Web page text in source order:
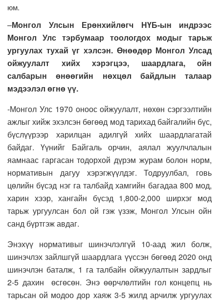
юм.
–Монгол Улсын Ерөнхийлөгч НҮБ-ын индрээс
Монгол Улс тэрбумаар тоологдох модыг тарьж
ургуулах тухай үг хэлсэн. Өнөөдөр Монгол Улсад
ойжуулалт хийх хэрэгцээ, шаардлага, ойн
салбарын өнөөгийн нөхцөл байдлын талаар
мэдээлэл өгнө үү.
-Монгол Улс 1970 оноос ойжуулалт, нөхөн сэргээлтийн
ажлыг хийж эхэлсэн бөгөөд мод тарихад байгалийн бүс,
бүслүүрээр харилцан адилгүй хийх шаардлагатай
байдаг. Үүнийг Байгаль орчин, аялал жуулчлалын
яамнаас гаргасан тодорхой дүрэм журам болон норм,
нормативын дагуу хэрэгжүүлдэг. Тодруулбал, говь
цөлийн бүсэд нэг га талбайд хамгийн багадаа 800 мод,
харин хээр, хангайн бүсэд 1,800-2,000 ширхэг мод
тарьж ургуулсан бол ой гэж үзэж, Монгол Улсын ойн
санд бүртгэж авдаг.
Энэхүү нормативыг шинэчлэлгүй 10-аад жил болж,
шинэчлэх зайлшгүй шаардлага үүссэн бөгөөд 2020 онд
шинэчлэн баталж, 1 га талбайн ойжуулалтын зардлыг
2-5 дахин өсгөсөн. Энэ өөрчлөлтийн гол концепц нь
тарьсан ой модоо дор хаяж 3-5 жилд арчилж ургуулах